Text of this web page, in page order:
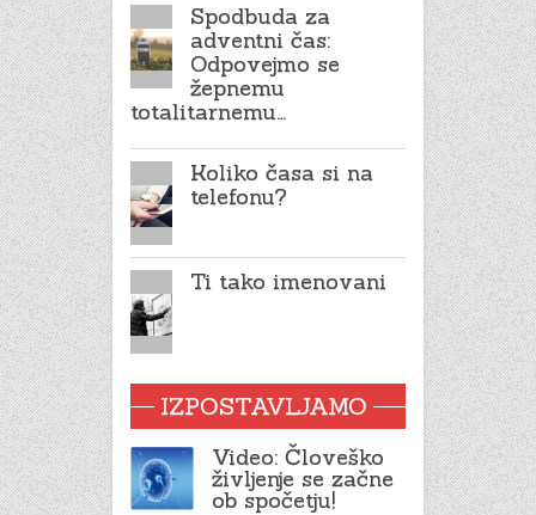
Spodbuda za
adventni čas:
Odpovejmo se
žepnemu
totalitarnemu…
Koliko časa si na
telefonu?
Ti tako imenovani
IZPOSTAVLJAMO
Video: Človeško
življenje se začne
ob spočetju!